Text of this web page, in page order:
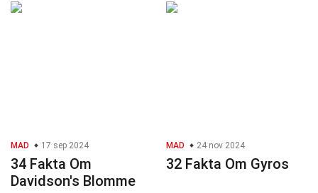
MAD 17 sep 2024
34 Fakta Om
Davidson's Blomme
MAD 24 nov 2024
32 Fakta Om Gyros